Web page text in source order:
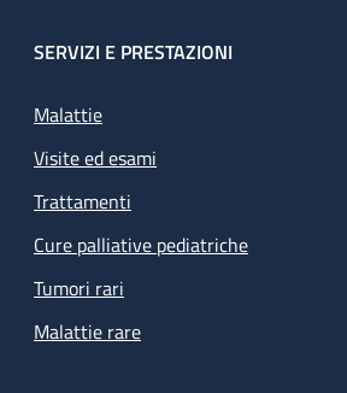
SERVIZI E PRESTAZIONI
Malattie
Visite ed esami
Trattamenti
Cure palliative pediatriche
Tumori rari
Malattie rare